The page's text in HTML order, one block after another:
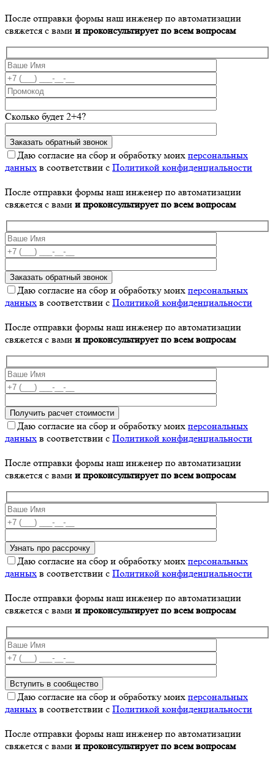
После отправки формы наш инженер по автоматизации
свяжется с вами и проконсультирует по всем вопросам
Сколько будет 2+4?
Даю согласие на сбор и обработку моих персональных
данных в соответствии с Политикой конфиденциальности
После отправки формы наш инженер по автоматизации
свяжется с вами и проконсультирует по всем вопросам
Даю согласие на сбор и обработку моих персональных
данных в соответствии с Политикой конфиденциальности
После отправки формы наш инженер по автоматизации
свяжется с вами и проконсультирует по всем вопросам
Даю согласие на сбор и обработку моих персональных
данных в соответствии с Политикой конфиденциальности
После отправки формы наш инженер по автоматизации
свяжется с вами и проконсультирует по всем вопросам
Даю согласие на сбор и обработку моих персональных
данных в соответствии с Политикой конфиденциальности
После отправки формы наш инженер по автоматизации
свяжется с вами и проконсультирует по всем вопросам
Даю согласие на сбор и обработку моих персональных
данных в соответствии с Политикой конфиденциальности
После отправки формы наш инженер по автоматизации
свяжется с вами и проконсультирует по всем вопросам